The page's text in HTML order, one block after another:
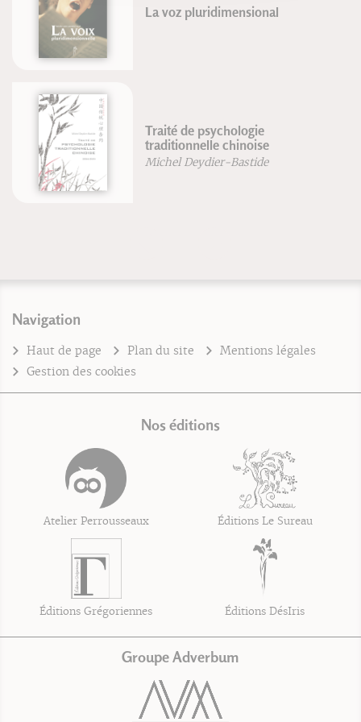
La voz pluridimensional
Traité de psychologie
traditionnelle chinoise
Michel Deydier-Bastide
Navigation
Haut de page Plan du site
Mentions légales
Gestion des cookies
Nos éditions
Atelier Perrousseaux Éditions Le Sureau
Éditions Grégoriennes Éditions DésIris
Groupe Adverbum